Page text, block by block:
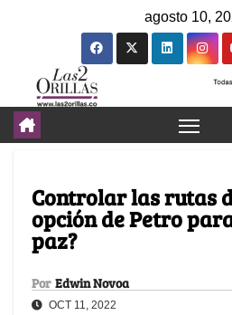
agosto 10,
Controlar las rutas
opción de Petro
paz?
Por Edwin Novoa
OCT 11, 2022